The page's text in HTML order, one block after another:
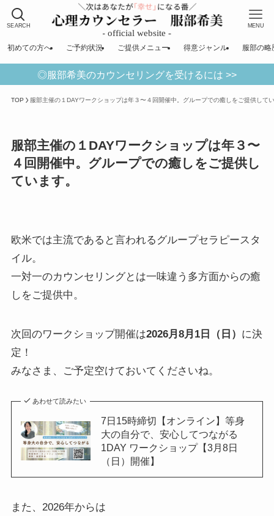
SEARCH MENU
初めての方へ ご予約状況 ご提供メニュー 得意ジャンル 服部の略
◎服部希美のカウンセリングを受けるには >>
TOP 服部主催の１DAYワークショップは年３〜４回開催中。グループでの癒しをご提供して
服部主催の１DAYワークショップは年３〜
４回開催中。グループでの癒しをご提供し
ています。
欧米では主流であると言われるグループセラピースタ
イル。
一対一のカウンセリングとは一味違う多方面からの癒
しをご提供中。
次回のワークショップ開催は2026月8月1日（日） に決
定！
みなさま、ご予定空けておいてくださいね。
あわせて読みたい
7日15時締切【オンライン】等身
大の自分で、安心してつながる
1DAY ワークショップ【3月8日
（日）開催】
また、2026年からは